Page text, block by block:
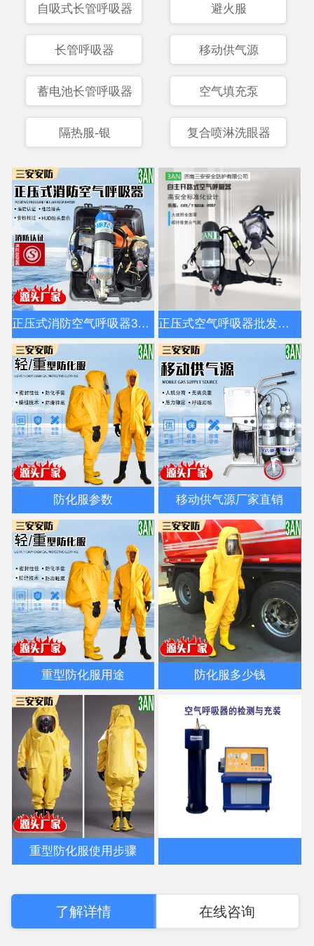
自吸式长管呼吸器 避火服
长管呼吸器 移动供气源
蓄电池长管呼吸器 空气填充泵
隔热服-银 复合喷淋洗眼器
正压式消防空气呼吸器3C认证国标 正压式空气呼吸器批发厂家
防化服参数 移动供气源厂家直销
重型防化服用途 防化服多少钱
重型防化服使用步骤
了解详情 在线咨询